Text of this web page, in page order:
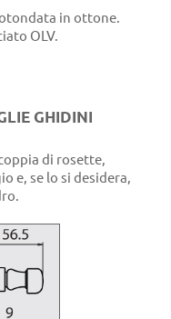
in ottone.
OLV.
GHIDINI
di rosette,
e, se lo si desidera,